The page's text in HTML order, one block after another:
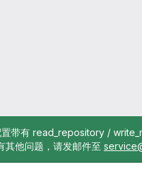
带有 read_repository /
其他问题，请发邮件至